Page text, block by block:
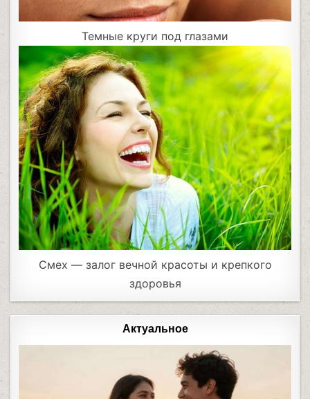
Темные круги под глазами
Cмех — залог вечной красоты и крепкого
здоровья
Актуальное